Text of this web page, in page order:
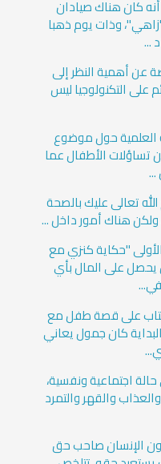
كان هناك صيادان
وذات يوم ذهبا
...
عن أهمية النظر إلى
على التكنولوجيا ليس
العلمية حول موضوع
الأطفال عما
تعالى عليك بالصحة
هناك أمور داخل ...
"حكاية كنزي مع
يحصل على المال بأي
على قصة طفل مع
كان جمول يعاني
اجتماعية ونفسية،
والقهر والتمرد
الإنسان صاحب حق